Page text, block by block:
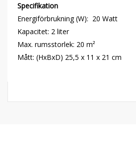
Specifikation
Energiförbrukning (W): 20 Watt
Kapacitet: 2 liter
Max. rumsstorlek: 20 m²
Mått: (HxBxD) 25,5 x 11 x 21 cm